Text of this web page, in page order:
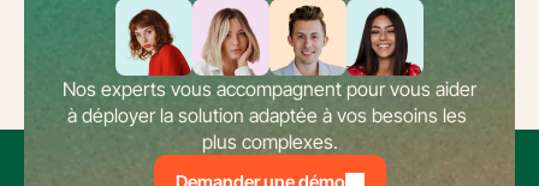
Nos experts vous accompagnent pour vous aider
à déployer la solution adaptée à vos besoins les
plus complexes.